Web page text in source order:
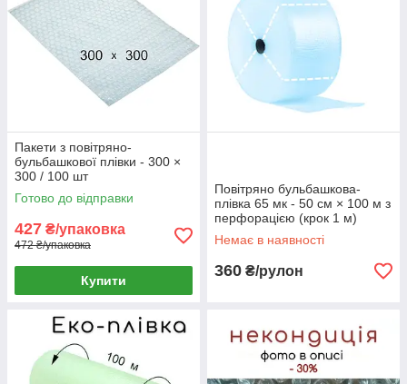
Пакети з повітряно-
бульбашкової плівки - 300 ×
300 / 100 шт
Готово до відправки
427 ₴/упаковка
472 ₴/упаковка
Купити
Повітряно бульбашкова-
плівка 65 мк - 50 см × 100 м з
перфорацією (крок 1 м)
Немає в наявності
360 ₴/рулон